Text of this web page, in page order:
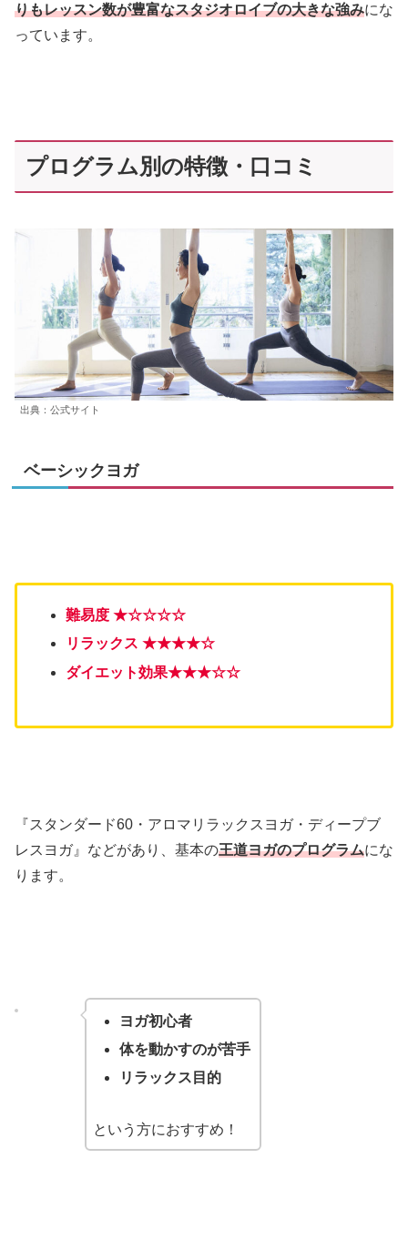
りもレッスン数が豊富なスタジオロイブの大きな強みにな
っています。
プログラム別の特徴・口コミ
出典：公式サイト
ベーシックヨガ
難易度 ★☆☆☆☆
リラックス ★★★★☆
ダイエット効果★★★☆☆
『スタンダード60・アロマリラックスヨガ・ディープブ
レスヨガ』などがあり、基本の王道ヨガのプログラムにな
ります。
ヨガ初心者
体を動かすのが苦手
リラックス目的
という方におすすめ！